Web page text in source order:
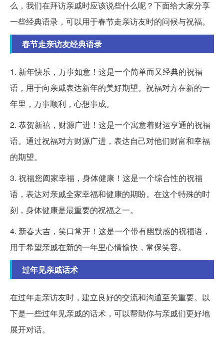
么，我们在拜访亲戚时应该说些什么呢？下面给大家分享
一些经典语录，可以用于春节走亲访友时的问候与祝福。
春节走亲访友经典语录
1. 新年快乐，万事如意！这是一个简单而又经典的祝福
语，用于向亲戚表达新年的美好期望。祝福对方在新的一
年里，万事顺利，心想事成。
2. 恭贺新禧，财源广进！这是一个寓意着财运亨通的祝福
语。通过祝福对方财源广进，表达自己对他们财富和幸福
的期望。
3. 祝福您阖家幸福，身体健康！这是一个综合性的祝福
语，表达对亲戚全家幸福和健康的期盼。在这个特殊的时
刻，身体健康是最重要的祝福之一。
4. 新春大吉，笑口常开！这是一个带有幽默感的祝福语，
用于希望亲戚在新的一年里心情愉快，常保笑容。
过年见亲戚话术
在过年走亲访友时，建立良好的交流和沟通至关重要。以
下是一些过年见亲戚的话术，可以帮助你与亲戚们更好地
展开对话。